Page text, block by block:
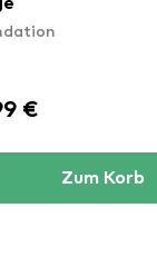
€
Zum Korb